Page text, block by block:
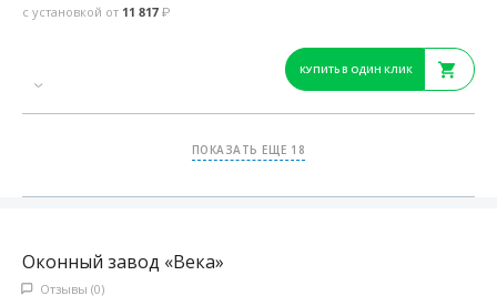
с установкой от 11 817 ₽
КУПИТЬ В ОДИН КЛИК
ПОКАЗАТЬ ЕЩЕ 18
Оконный завод «Века»
Отзывы (0)